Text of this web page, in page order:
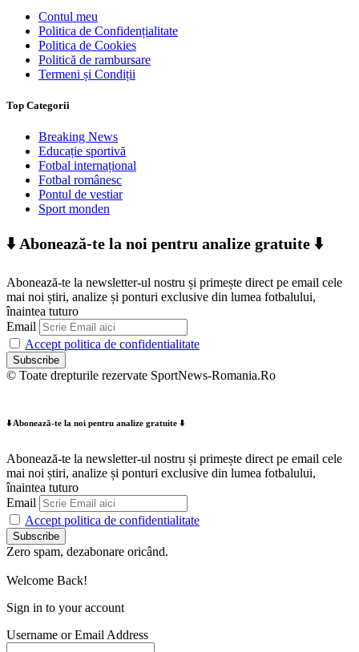
Contul meu
Politica de Confidențialitate
Politica de Cookies
Politică de rambursare
Termeni și Condiții
Top Categorii
Breaking News
Educație sportivă
Fotbal internațional
Fotbal românesc
Pontul de vestiar
Sport monden
⬇️ Abonează-te la noi pentru analize gratuite ⬇️
Abonează-te la newsletter-ul nostru și primește direct pe email cele
mai noi știri, analize și ponturi exclusive din lumea fotbalului,
înaintea tuturo
Email
Accept politica de confidentialitate
© Toate drepturile rezervate SportNews-Romania.Ro
⬇️ Abonează-te la noi pentru analize gratuite ⬇️
Abonează-te la newsletter-ul nostru și primește direct pe email cele
mai noi știri, analize și ponturi exclusive din lumea fotbalului,
înaintea tuturo
Email
Accept politica de confidentialitate
Zero spam, dezabonare oricând.
Welcome Back!
Sign in to your account
Username or Email Address